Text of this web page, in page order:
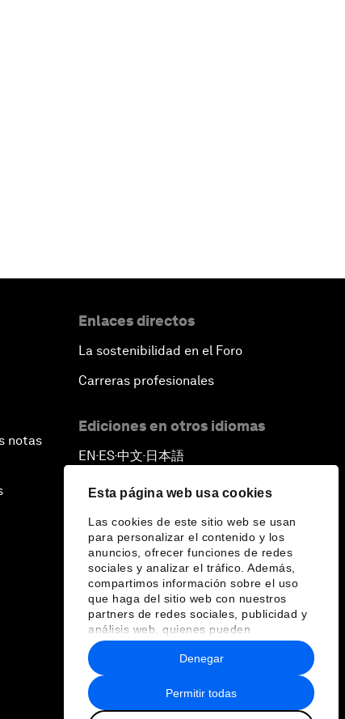
Esta página web usa cookies
Las cookies de este sitio web se usan
para personalizar el contenido y los
anuncios, ofrecer funciones de redes
sociales y analizar el tráfico. Además,
compartimos información sobre el uso
que haga del sitio web con nuestros
partners de redes sociales, publicidad y
análisis web, quienes pueden
combinarla con otra información que les
haya proporcionado o que hayan
recopilado a partir del uso que haya
hecho de sus servicios.
Permitir todas
Denegar
notas
Enlaces directos
La sostenibilidad en el Foro
Carreras profesionales
Ediciones en otros idiomas
EN ▪ ES▪中文▪ 日本語